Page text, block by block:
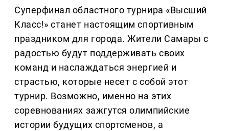
Суперфинал областного турнира «Высший
Класс!» станет настоящим спортивным
праздником для города. Жители Самары с
радостью будут поддерживать своих
команд и наслаждаться энергией и
страстью, которые несет с собой этот
турнир. Возможно, именно на этих
соревнованиях зажгутся олимпийские
истории будущих спортсменов, а